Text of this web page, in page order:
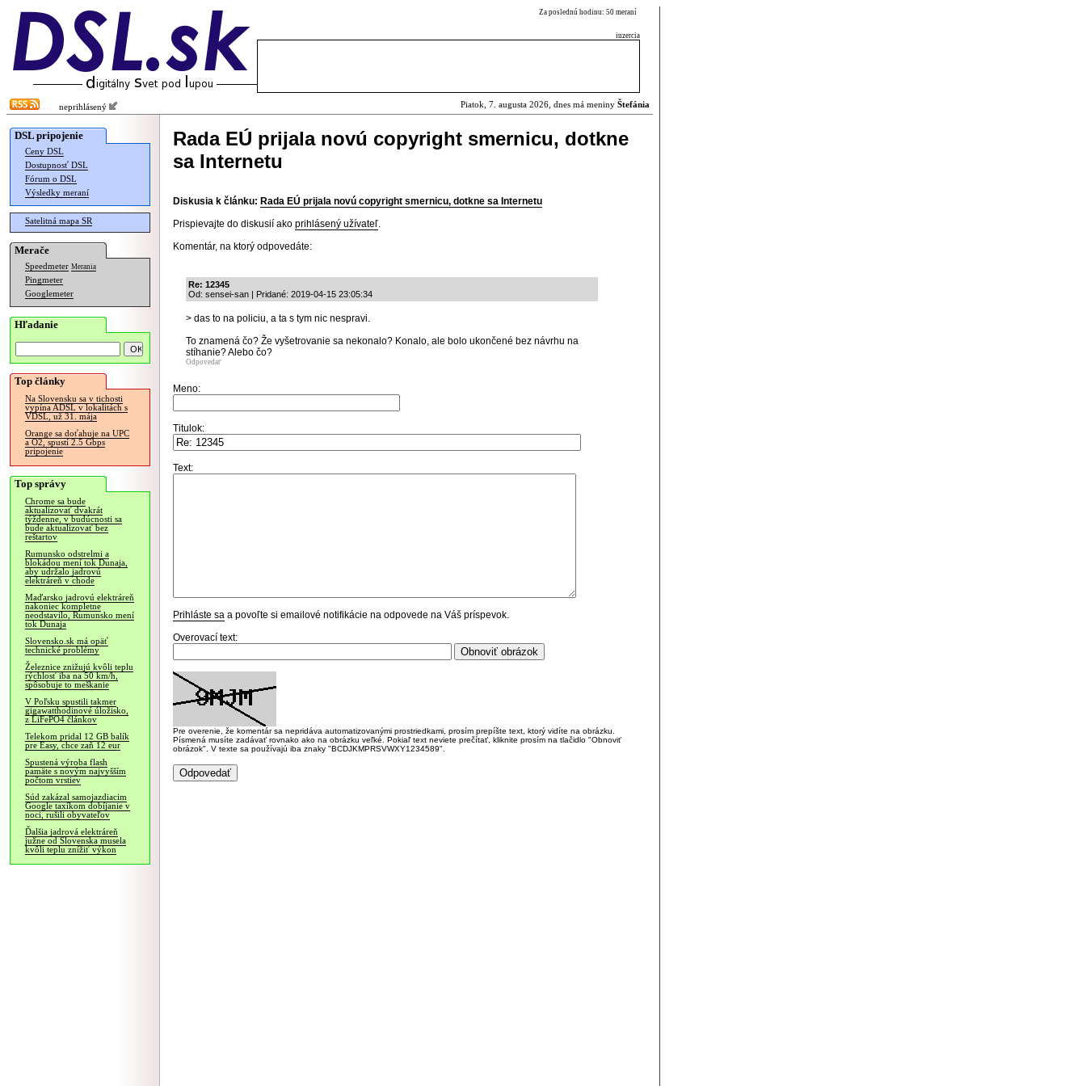
Za poslednú hodinu: 50 meraní
inzercia
neprihlásený Piatok, 7. augusta 2026, dnes má meniny Štefánia
DSL pripojenie
Ceny DSL
Dostupnosť DSL
Fórum o DSL
Výsledky meraní
Satelitná mapa SR
Merače
Speedmeter Merania
Pingmeter
Googlemeter
Hľadanie
Top články
Na Slovensku sa v tichosti
vypína ADSL v lokalitách s
VDSL, už 31. mája
Orange sa doťahuje na UPC
a O2, spustí 2.5 Gbps
pripojenie
Top správy
Chrome sa bude
aktualizovať dvakrát
týždenne, v budúcnosti sa
bude aktualizovať bez
reštartov
Rumunsko odstrelmi a
blokádou mení tok Dunaja,
aby udržalo jadrovú
elektráreň v chode
Maďarsko jadrovú elektráreň
nakoniec kompletne
neodstavilo, Rumunsko mení
tok Dunaja
Slovensko.sk má opäť
technické problémy
Železnice znižujú kvôli teplu
rýchlosť iba na 50 km/h,
spôsobuje to meškanie
V Poľsku spustili takmer
gigawatthodinové úložisko,
z LiFePO4 článkov
Telekom pridal 12 GB balík
pre Easy, chce zaň 12 eur
Spustená výroba flash
pamäte s novým najvyšším
počtom vrstiev
Súd zakázal samojazdiacim
Google taxíkom dobíjanie v
noci, rušili obyvateľov
Ďalšia jadrová elektráreň
južne od Slovenska musela
kvôli teplu znížiť výkon
Rada EÚ prijala novú copyright smernicu, dotkne
sa Internetu
Diskusia k článku: Rada EÚ prijala novú copyright smernicu, dotkne sa Internetu
Prispievajte do diskusií ako prihlásený užívateľ.
Komentár, na ktorý odpovedáte:
Re: 12345
Od: sensei-san | Pridané: 2019-04-15 23:05:34
> das to na policiu, a ta s tym nic nespravi.
To znamená čo? Že vyšetrovanie sa nekonalo? Konalo, ale bolo ukončené bez návrhu na
stíhanie? Alebo čo?
Odpovedať
Meno:
Titulok:
Text:
Prihláste sa a povoľte si emailové notifikácie na odpovede na Váš príspevok.
Overovací text:
Pre overenie, že komentár sa nepridáva automatizovanými prostriedkami, prosím prepíšte text, ktorý vidíte na obrázku.
Písmená musíte zadávať rovnako ako na obrázku veľké. Pokiaľ text neviete prečítať, kliknite prosím na tlačidlo "Obnoviť
obrázok". V texte sa používajú iba znaky "BCDJKMPRSVWXY1234589".